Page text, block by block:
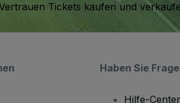
Tickets kaufen und
Haben Sie
Hilfe-